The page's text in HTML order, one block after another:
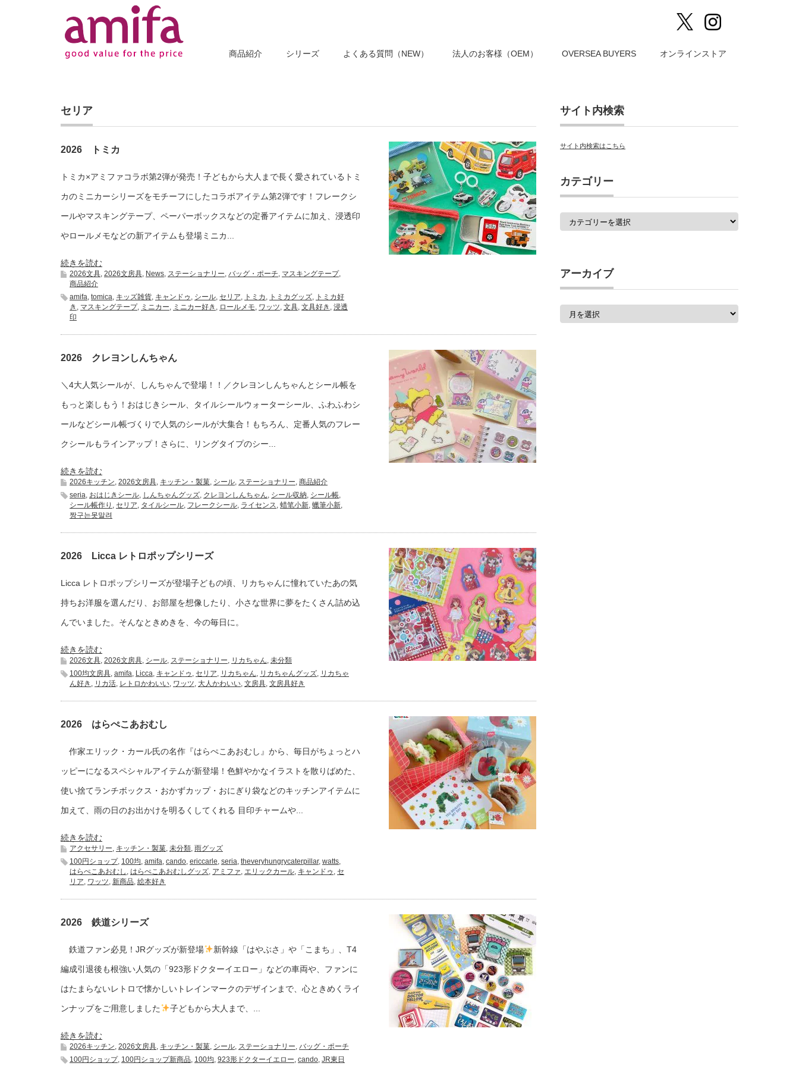
商品紹介 シリーズ よくある質問（NEW） 法人のお客様（OEM） OVERSEA BUYERS オンラインストア
セリア
2026 トミカ
トミカ×アミファコラボ第2弾が発売！子どもから大人まで長く愛されているトミ
カのミニカーシリーズをモチーフにしたコラボアイテム第2弾です！フレークシ
ールやマスキングテープ、ペーパーボックスなどの定番アイテムに加え、浸透印
やロールメモなどの新アイテムも登場ミニカ...
続きを読む
2026文具, 2026文房具, News, ステーショナリー, バッグ・ポーチ, マスキングテープ,
商品紹介
amifa, tomica, キッズ雑貨, キャンドゥ , シール, セリア, トミカ , トミカグッズ, トミカ好
き , マスキングテープ, ミニカー, ミニカー好き , ロールメモ, ワッツ, 文具, 文具好き , 浸透
印
2026 クレヨンしんちゃん
＼4大人気シールが、しんちゃんで登場！！／クレヨンしんちゃんとシール帳を
もっと楽しもう！おはじきシール、タイルシールウォーターシール、ふわふわシ
ールなどシール帳づくりで人気のシールが大集合！もちろん、定番人気のフレー
クシールもラインアップ！さらに、リングタイプのシー...
続きを読む
2026キッチン, 2026文房具, キッチン・製菓, シール, ステーショナリー, 商品紹介
seria, おはじきシール, しんちゃんグッズ, クレヨンしんちゃん, シール収納, シール帳,
シール帳作り , セリア, タイルシール, フレークシール, ライセンス, 蜡笔小新, 蠟筆小新,
짱구는못말려
2026 Licca レトロポップシリーズ
Licca レトロポップシリーズが登場子どもの頃、リカちゃんに憧れていたあの気
持ちお洋服を選んだり、お部屋を想像したり、小さな世界に夢をたくさん詰め込
んでいました。そんなときめきを、今の毎日に。
続きを読む
2026文具, 2026文房具, シール, ステーショナリー, リカちゃん, 未分類
100均文房具, amifa, Licca, キャンドゥ , セリア, リカちゃん, リカちゃんグッズ, リカちゃ
ん好き , リカ活, レトロかわいい, ワッツ, 大人かわいい, 文房具, 文房具好き
2026 はらぺこあおむし
作家エリック・カール氏の名作『はらぺこあおむし』から、毎日がちょっとハ
ッピーになるスペシャルアイテムが新登場！色鮮やかなイラストを散りばめた、
使い捨てランチボックス・おかずカップ・おにぎり袋などのキッチンアイテムに
加えて、雨の日のお出かけを明るくしてくれる 目印チャームや...
続きを読む
アクセサリー, キッチン・製菓, 未分類, 雨グッズ
100円ショップ, 100均, amifa, cando, ericcarle, seria, theveryhungrycaterpillar, watts,
はらぺこあおむし , はらぺこあおむしグッズ, アミファ, エリックカール, キャンドゥ , セ
リア, ワッツ, 新商品, 絵本好き
2026 鉄道シリーズ
鉄道ファン必見！JRグッズが新登場 新幹線「はやぶさ」や「こまち」、T4
編成引退後も根強い人気の「923形ドクターイエロー」などの車両や、ファンに
はたまらないレトロで懐かしいトレインマークのデザインまで、心ときめくライ
ンナップをご用意しました 子どもから大人まで、...
続きを読む
2026キッチン, 2026文房具, キッチン・製菓, シール, ステーショナリー, バッグ・ポーチ
100円ショップ, 100円ショップ新商品, 100均, 923形ドクターイエロー, cando, JR東日
サイト内検索
サイト内検索はこちら
カテゴリー
カ
アーカイブ
ア